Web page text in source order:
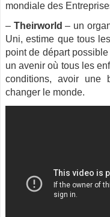
mondiale des
– Theirworld – un
Uni, estime que tous
point de départ
un avenir où tous les
conditions, avoir une
changer le monde.